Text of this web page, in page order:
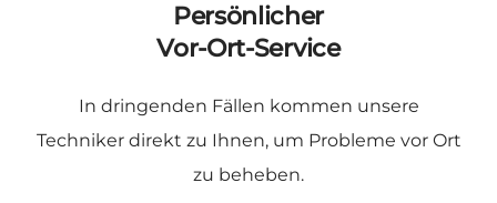
Persönlicher
Vor-Ort-Service
In dringenden Fällen kommen unsere
Techniker direkt zu Ihnen, um Probleme vor Ort
zu beheben.